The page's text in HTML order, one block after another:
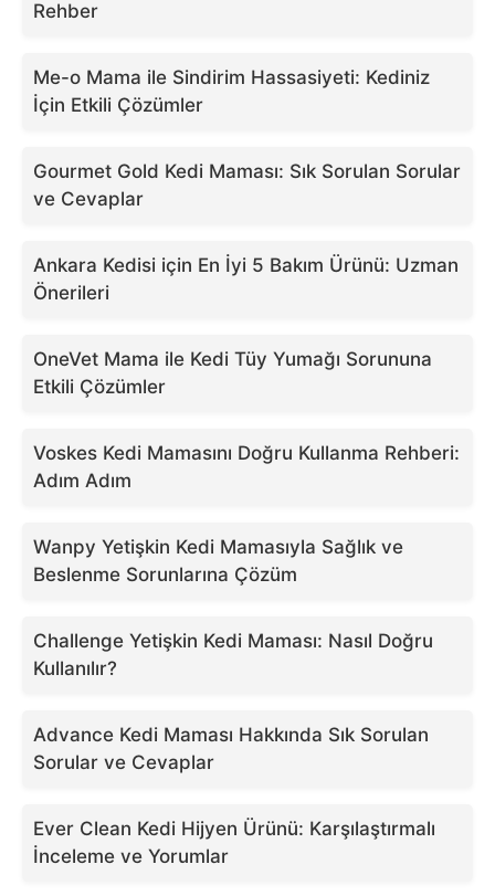
Rehber
Me-o Mama ile Sindirim Hassasiyeti: Kediniz
İçin Etkili Çözümler
Gourmet Gold Kedi Maması: Sık Sorulan Sorular
ve Cevaplar
Ankara Kedisi için En İyi 5 Bakım Ürünü: Uzman
Önerileri
OneVet Mama ile Kedi Tüy Yumağı Sorununa
Etkili Çözümler
Voskes Kedi Mamasını Doğru Kullanma Rehberi:
Adım Adım
Wanpy Yetişkin Kedi Mamasıyla Sağlık ve
Beslenme Sorunlarına Çözüm
Challenge Yetişkin Kedi Maması: Nasıl Doğru
Kullanılır?
Advance Kedi Maması Hakkında Sık Sorulan
Sorular ve Cevaplar
Ever Clean Kedi Hijyen Ürünü: Karşılaştırmalı
İnceleme ve Yorumlar